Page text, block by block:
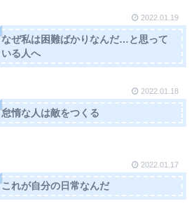
2022.01.19
なぜ私は困難ばかりなんだ…と思って
いる人へ
2022.01.18
怠惰な人は敵をつくる
2022.01.17
これが自分の日常なんだ